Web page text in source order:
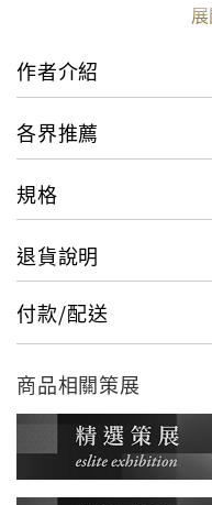
只要蒐集貓咪的鬍鬚
了！
喵喵悄悄離開家，一路
溫柔善良的貓姊姊、孤
3人共用1000元大超支
吳曉樂、陳栢青給17歲
作者介紹
各界推薦
規格
退貨說明
付款/配送
商品相關策展